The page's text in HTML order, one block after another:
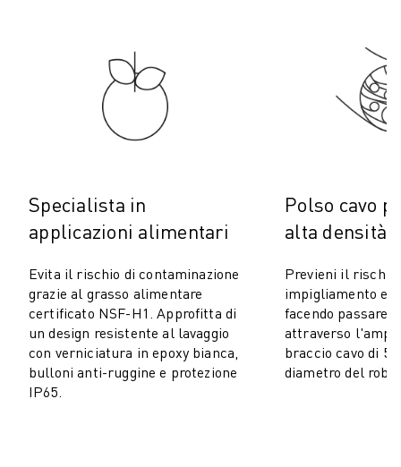
ROBOCUT HARDWARE
SOFTWARE ROBOCUT
MANUTENZIONE PREVENTIVA DI ROBOCUT
SOSTENIBILITÀ DI ROBOCUT
SOLUZIONI DI FABBRICA INTELLIGENTI PER AUMENTARE
REGISTRAZIONE DEI PRODOTTI " PORTALE FANUC
SOLUZIONI
SETTORI
TUTTI I SETTORI
AEROSPAZIALE
AUTOMOTIVE
VEICOLI ELETTRICI
Specialista in
applicazioni alimentari
Evita il rischio di contaminazione
grazie al grasso alimentare
certificato NSF-H1. Approfitta di
un design resistente al lavaggio
con verniciatura in epoxy bianca,
bulloni anti-ruggine e protezione
IP65.
Polso cavo
alta densità
Previeni il rischio
impigliamento e
facendo passare
attraverso
braccio cavo di
diametro del